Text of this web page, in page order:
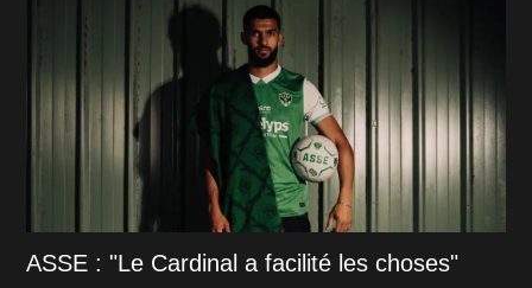
ASSE : "Le Cardinal a facilité les choses"